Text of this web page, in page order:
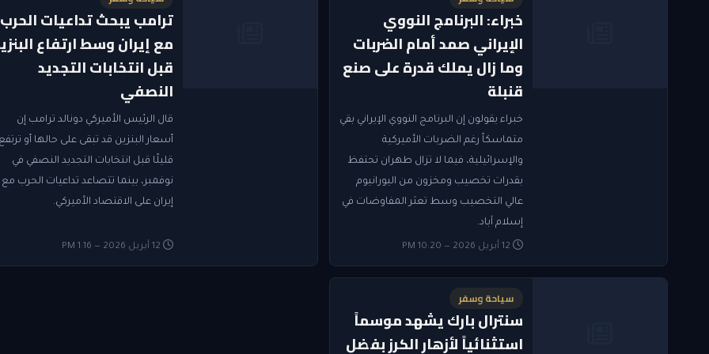
خبراء: البرنامج النووي
الإيراني صمد أمام الضربات
وما زال يملك قدرة على صنع
قنبلة
خبراء يقولون إن البرنامج النووي الإيراني بقي
متماسكاً رغم الضربات الأميركية
والإسرائيلية، فيما لا تزال طهران تحتفظ
بقدرات تخصيب ومخزون من اليورانيوم
عالي التخصيب وسط تعثر المفاوضات في
إسلام آباد.
ترامب يبحث تداعيات الحرب
مع إيران وسط ارتفاع
قبل انتخابات التجديد
النصفي
قال الرئيس الأميركي دونالد ترامب إن
أسعار البنزين قد تبقى على حالها أو
قليلًا قبل انتخابات التجديد النصفي في
نوفمبر، بينما تتصاعد تداعيات الحرب مع
إيران على الاقتصاد الأميركي.
سياحة وسفر
سنترال بارك يشهد موسماً
استثنائياً لأزهار الكرز بفضل